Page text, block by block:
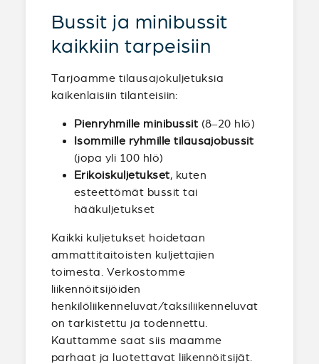
Bussit ja minibussit
kaikkiin tarpeisiin
Tarjoamme tilausajokuljetuksia
kaikenlaisiin tilanteisiin:
Pienryhmille minibussit (8–20 hlö)
Isommille ryhmille tilausajobussit
(jopa yli 100 hlö)
Erikoiskuljetukset, kuten
esteettömät bussit tai
hääkuljetukset
Kaikki kuljetukset hoidetaan
ammattitaitoisten kuljettajien
toimesta. Verkostomme
liikennöitsijöiden
henkilöliikenneluvat/taksiliikenneluvat
on tarkistettu ja todennettu.
Kauttamme saat siis maamme
parhaat ja luotettavat liikennöitsijät.